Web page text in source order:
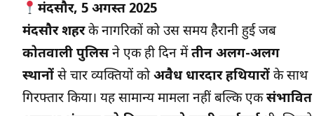
मंदसौर, 5 अगस्त 2025
मंदसौर शहरके नागरिकों को उस समय हैरानी हुई जब
कोतवाली पुलिसने एक ही दिन मेंतीन अलग-अलग
स्थानों से चार व्यक्तियों कोअवैध धारदार हथियारों के साथ
गिरफ्तार किया। यह सामान्य मामला नहीं बल्कि एकसंभावित